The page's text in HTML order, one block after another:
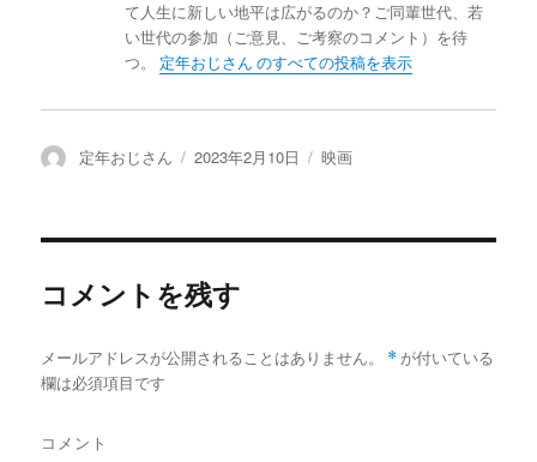
て人生に新しい地平は広がるのか？ご同輩世代、若
い世代の参加（ご意見、ご考察のコメント）を待
つ。 定年おじさん のすべての投稿を表示
投
定年おじさん
投
2023年2月10日
カ
リ
映画
コメントを残す
メールアドレスが公開されることはありません。 * が付いている
欄は必須項目です
コメント